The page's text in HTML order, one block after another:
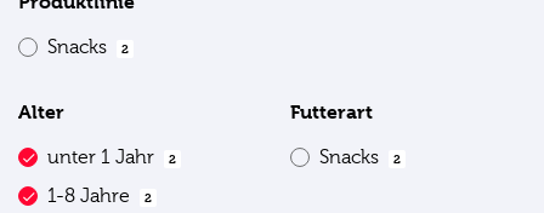
Snacks 2
Alter
unter 1 Jahr 2
1-8 Jahre 2
Futterart
Snacks 2